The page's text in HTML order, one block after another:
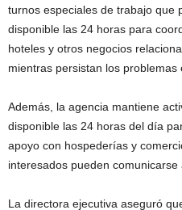
turnos especiales de trabajo que
disponible las 24 horas para
hoteles y otros negocios
mientras persistan los
Además, la agencia mantiene
disponible las 24 horas del día
apoyo con hospederías y
interesados pueden
La directora ejecutiva aseguró